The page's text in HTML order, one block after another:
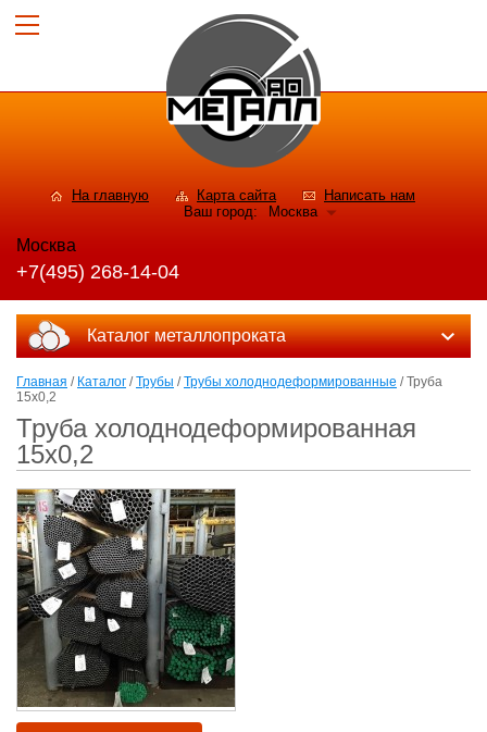
На главную Карта сайта
Написать нам
Ваш город:
Москва
Москва
+7(495) 268-14-04
Каталог металлопроката
Главная / Каталог /Трубы /Трубы холоднодеформированные / Труба
15х0,2
Труба холоднодеформированная
15х0,2